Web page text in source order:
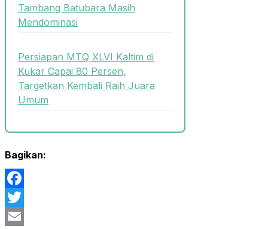
Tambang Batubara Masih
Mendominasi
Persiapan MTQ XLVI Kaltim di
Kukar Capai 80 Persen,
Targetkan Kembali Raih Juara
Umum
Bagikan:
Facebook
Twitter